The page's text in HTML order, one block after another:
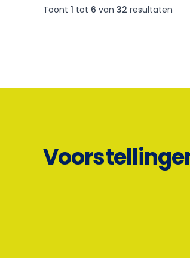
Toont 1 tot 6 van 32 resultaten